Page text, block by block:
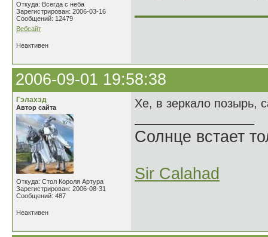
Откуда: Всегда с неба
Зарегистрирован: 2006-03-16
Сообщений: 12479
Вебсайт
Неактивен
2006-09-01 19:58:38
Гэлахэд
Автор сайта
Откуда: Стол Короля Артура
Зарегистрирован: 2006-08-31
Сообщений: 487
Хе, в зеркало позырь,
Солнце встает
Sir Calahad
Неактивен